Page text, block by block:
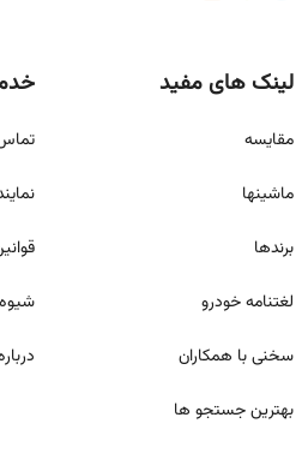
لینک های مفید
مقايسه
ماشینها
برندها
لغتنامه خودرو
سخنی با همکاران
بهترین جستجو ها